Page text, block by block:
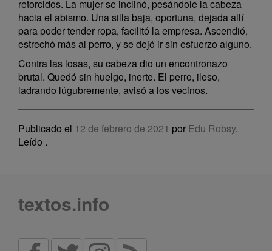
retorcidos. La mujer se inclinó, pesándole la cabeza
hacia el abismo. Una silla baja, oportuna, dejada allí
para poder tender ropa, facilitó la empresa. Ascendió,
estrechó más al perro, y se dejó ir sin esfuerzo alguno.
Contra las losas, su cabeza dio un encontronazo
brutal. Quedó sin huelgo, inerte. El perro, ileso,
ladrando lúgubremente, avisó a los vecinos.
Publicado el 12 de febrero de 2021 por Edu Robsy.
Leído .
textos.info